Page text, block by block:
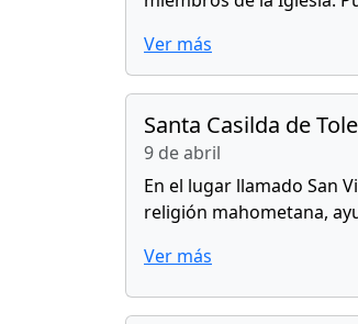
Ver más
Santa Casilda de
9 de abril
En el lugar llamado San
religión mahometana,
Ver más